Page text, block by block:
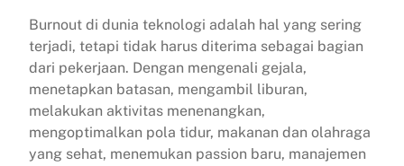
Burnout di dunia teknologi adalah hal yang sering
terjadi, tetapi tidak harus diterima sebagai bagian
dari pekerjaan. Dengan mengenali gejala,
menetapkan batasan, mengambil liburan,
melakukan aktivitas menenangkan,
mengoptimalkan pola tidur, makanan dan olahraga
yang sehat, menemukan passion baru, manajemen